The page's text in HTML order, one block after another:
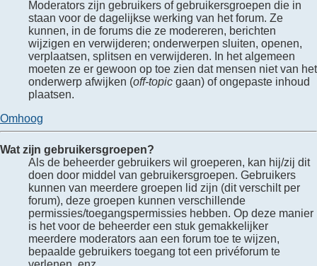
Moderators zijn gebruikers of gebruikersgroepen die in
staan voor de dagelijkse werking van het forum. Ze
kunnen, in de forums die ze modereren, berichten
wijzigen en verwijderen; onderwerpen sluiten, openen,
verplaatsen, splitsen en verwijderen. In het algemeen
moeten ze er gewoon op toe zien dat mensen niet van het
onderwerp afwijken (off-topic gaan) of ongepaste inhoud
plaatsen.
Omhoog
Wat zijn gebruikersgroepen?
Als de beheerder gebruikers wil groeperen, kan hij/zij dit
doen door middel van gebruikersgroepen. Gebruikers
kunnen van meerdere groepen lid zijn (dit verschilt per
forum), deze groepen kunnen verschillende
permissies/toegangspermissies hebben. Op deze manier
is het voor de beheerder een stuk gemakkelijker
meerdere moderators aan een forum toe te wijzen,
bepaalde gebruikers toegang tot een privéforum te